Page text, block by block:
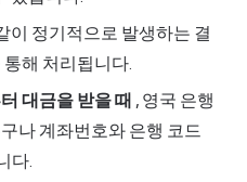
정기적으로 발생하는 결
해 처리됩니다.
대금을 받을 때 , 영국 은행
나 계좌번호와 은행 코드
다.